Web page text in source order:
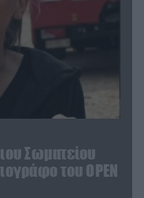
Σωματείου
του OPEN